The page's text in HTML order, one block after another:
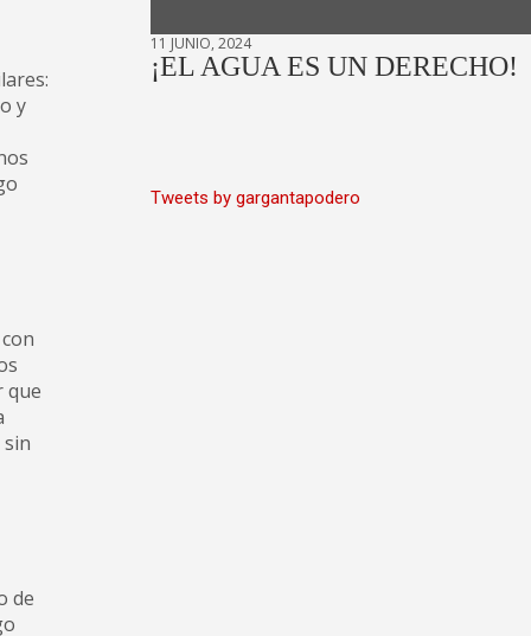
y
que
de
11 JUNIO, 2024
¡EL AGUA ES UN DERECHO!
Tweets by gargantapodero